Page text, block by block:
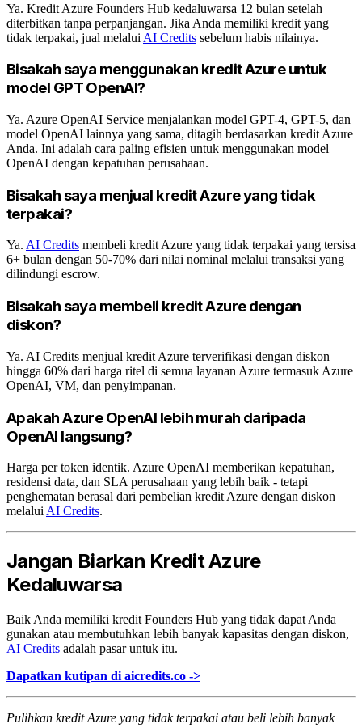
Ya. Kredit Azure Founders Hub kedaluwarsa 12 bulan setelah
diterbitkan tanpa perpanjangan. Jika Anda memiliki kredit yang
tidak terpakai, jual melalui AI Credits sebelum habis nilainya.
Bisakah saya menggunakan kredit Azure untuk
model GPT OpenAI?
Ya. Azure OpenAI Service menjalankan model GPT-4, GPT-5, dan
model OpenAI lainnya yang sama, ditagih berdasarkan kredit Azure
Anda. Ini adalah cara paling efisien untuk menggunakan model
OpenAI dengan kepatuhan perusahaan.
Bisakah saya menjual kredit Azure yang tidak
terpakai?
Ya. AI Credits membeli kredit Azure yang tidak terpakai yang tersisa
6+ bulan dengan 50-70% dari nilai nominal melalui transaksi yang
dilindungi escrow.
Bisakah saya membeli kredit Azure dengan
diskon?
Ya. AI Credits menjual kredit Azure terverifikasi dengan diskon
hingga 60% dari harga ritel di semua layanan Azure termasuk Azure
OpenAI, VM, dan penyimpanan.
Apakah Azure OpenAI lebih murah daripada
OpenAI langsung?
Harga per token identik. Azure OpenAI memberikan kepatuhan,
residensi data, dan SLA perusahaan yang lebih baik - tetapi
penghematan berasal dari pembelian kredit Azure dengan diskon
melalui AI Credits.
Jangan Biarkan Kredit Azure
Kedaluwarsa
Baik Anda memiliki kredit Founders Hub yang tidak dapat Anda
gunakan atau membutuhkan lebih banyak kapasitas dengan diskon,
AI Credits adalah pasar untuk itu.
Dapatkan kutipan di aicredits.co ->
Pulihkan kredit Azure yang tidak terpakai atau beli lebih banyak